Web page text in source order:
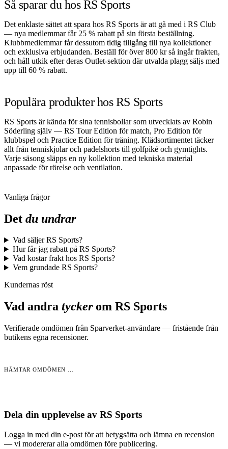
Så sparar du hos RS Sports
Det enklaste sättet att spara hos RS Sports är att gå med i RS Club
— nya medlemmar får 25 % rabatt på sin första beställning.
Klubbmedlemmar får dessutom tidig tillgång till nya kollektioner
och exklusiva erbjudanden. Beställ för över 800 kr så ingår frakten,
och håll utkik efter deras Outlet-sektion där utvalda plagg säljs med
upp till 60 % rabatt.
Populära produkter hos RS Sports
RS Sports är kända för sina tennisbollar som utvecklats av Robin
Söderling själv — RS Tour Edition för match, Pro Edition för
klubbspel och Practice Edition för träning. Klädsortimentet täcker
allt från tenniskjolar och padelshorts till golfpiké och gymtights.
Varje säsong släpps en ny kollektion med tekniska material
anpassade för rörelse och ventilation.
Vanliga frågor
Det du undrar
Vad säljer RS Sports?
Hur får jag rabatt på RS Sports?
Vad kostar frakt hos RS Sports?
Vem grundade RS Sports?
Kundernas röst
Vad andra tyckerom RS Sports
Verifierade omdömen från Sparverket-användare — fristående från
butikens egna recensioner.
HÄMTAR OMDÖMEN …
Dela din upplevelse av RS Sports
Logga in med din e-post för att betygsätta och lämna en recension
— vi modererar alla omdömen före publicering.